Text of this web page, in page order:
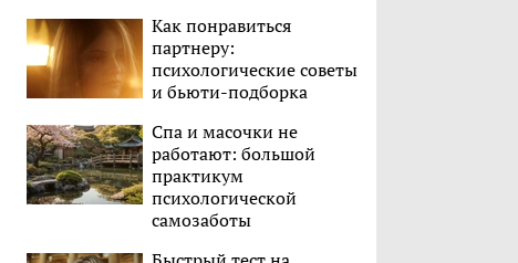
Как понравиться
партнеру:
психологические советы
и бьюти-подборка
Спа и масочки не
работают: большой
практикум
психологической
самозаботы